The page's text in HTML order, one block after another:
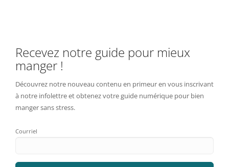
Recevez notre guide pour mieux
manger !
Découvrez notre nouveau contenu en primeur en vous inscrivant
à notre infolettre et obtenez votre guide numérique pour bien
manger sans stress.
Courriel